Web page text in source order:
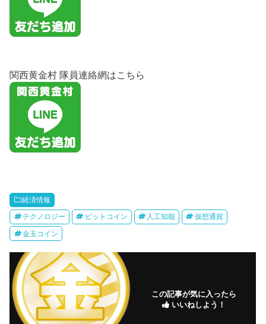
関西黄金村 隊員連絡網はこちら
経済情報
テクノロジー ビットコイン 人工知能 仮想通貨
金玉コイン
この記事が気に入ったら
いいねしよう！